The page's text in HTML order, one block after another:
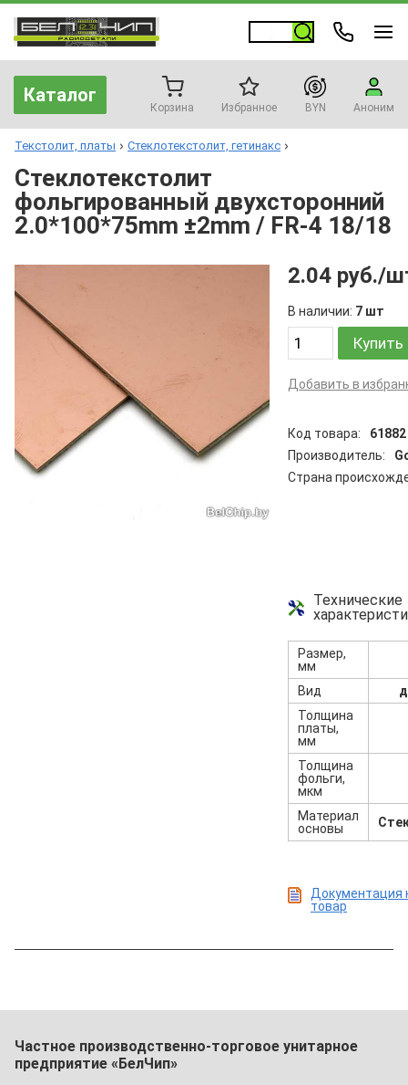
Каталог
Корзина Избранное BYN Аноним
Текстолит, платы Стеклотекстолит, гетинакс
Стеклотекстолит
фольгированный двухсторонний
2.0*100*75mm ±2mm / FR-4 18/18
Код товара:
61882
Производитель:
Страна
Технические
Размер,
мм
Вид
Толщина
платы,
мм
Толщина
фольги,
мкм
Материал
основы
Документация
товар
2.04 руб./
В наличии: 7 шт
Купить
Добавить в
Частное производственно-торговое унитарное
предприятие «БелЧип»